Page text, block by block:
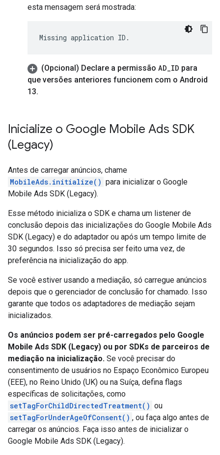
esta mensagem será mostrada:
(Opcional) Declare a permissão AD_ID para
que versões anteriores funcionem com o Android
13.
Inicialize o Google Mobile Ads SDK
(Legacy)
Antes de carregar anúncios, chame
MobileAds.initialize() para inicializar o Google
Mobile Ads SDK (Legacy).
Esse método inicializa o SDK e chama um listener de
conclusão depois das inicializações do Google Mobile Ads
SDK (Legacy) e do adaptador ou após um tempo limite de
30 segundos. Isso só precisa ser feito uma vez, de
preferência na inicialização do app.
Se você estiver usando a mediação, só carregue anúncios
depois que o gerenciador de conclusão for chamado. Isso
garante que todos os adaptadores de mediação sejam
inicializados.
Os anúncios podem ser pré-carregados pelo Google
Mobile Ads SDK (Legacy) ou por SDKs de parceiros de
mediação na inicialização. Se você precisar do
consentimento de usuários no Espaço Econômico Europeu
(EEE), no Reino Unido (UK) ou na Suíça, defina flags
específicas de solicitações, como
setTagForChildDirectedTreatment() ou
setTagForUnderAgeOfConsent() , ou faça algo antes de
carregar os anúncios. Faça isso antes de inicializar o
Google Mobile Ads SDK (Legacy).